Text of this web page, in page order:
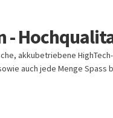
-
akkubetriebene
auch jede Menge